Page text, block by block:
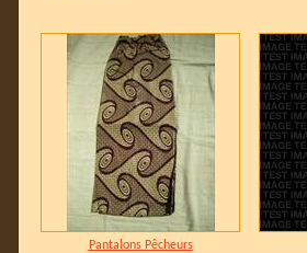
Pantalons Pêcheurs